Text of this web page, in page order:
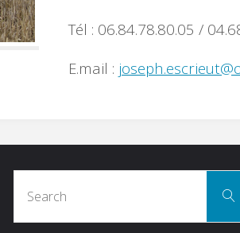
Tél : 06.84.78.80.05 /
E.mail :